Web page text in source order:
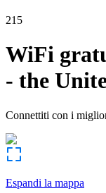
215
WiFi
- the
Connettiti con i
Espandi la mappa